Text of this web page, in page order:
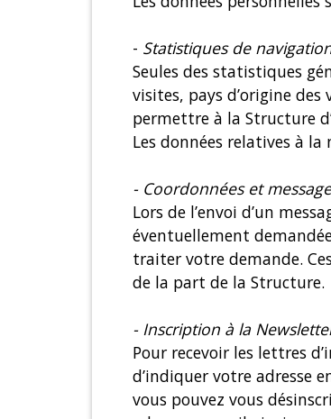
- Statistiques de
Seules des statistiques
visites, pays d’origine
permettre à la Structure
Les données relatives à
- Coordonnées et
Lors de l’envoi d’un
éventuellement
traiter votre demande.
de la part de la Structure.
- Inscription à la
Pour recevoir les lettres
d’indiquer votre adresse
vous pouvez vous